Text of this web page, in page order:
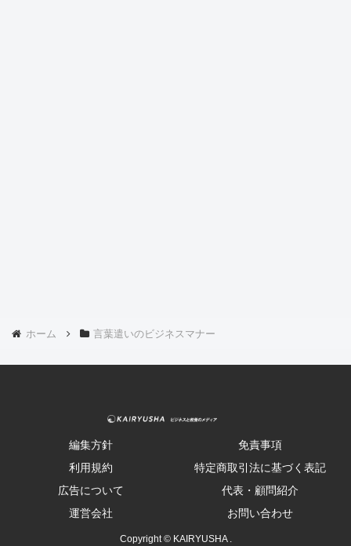
ホーム 言葉遣いのビジネスマナー
編集方針
免責事項
利用規約
特定商取引法に基づく表記
広告について
代表・顧問紹介
運営会社
お問い合わせ
Copyright © KAIRYUSHA .